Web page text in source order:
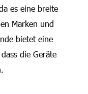
es eine breite
Marken und
bietet eine
die Geräte